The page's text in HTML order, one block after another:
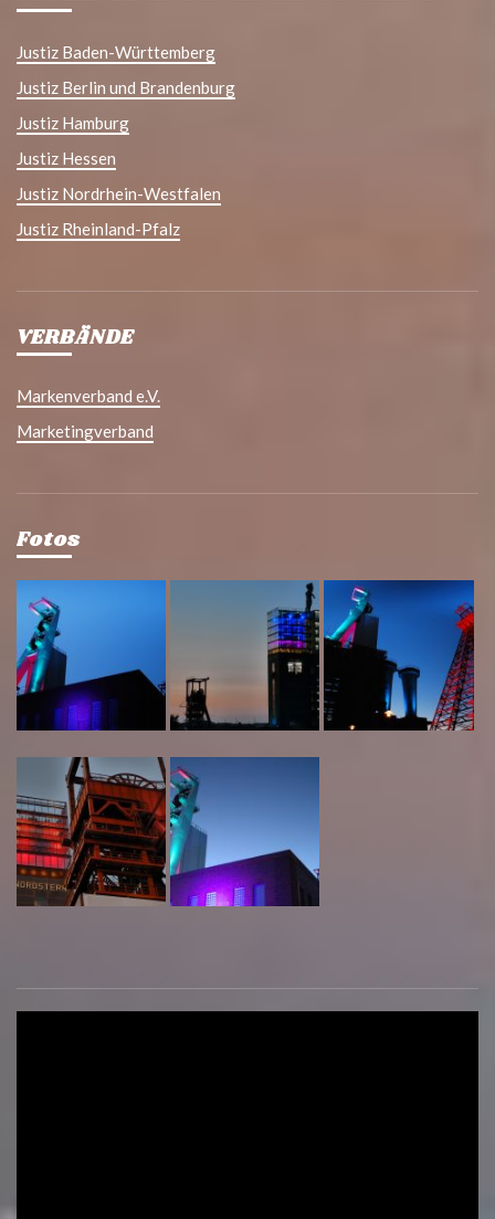
Justiz Baden-Württemberg
Justiz Berlin und Brandenburg
Justiz Hamburg
Justiz Hessen
Justiz Nordrhein-Westfalen
Justiz Rheinland-Pfalz
VERBÄNDE
Markenverband e.V.
Marketingverband
Fotos